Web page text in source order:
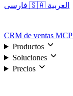
🇸🇦 العربية
CRM de ventas MCP
Productos
Soluciones
Precios